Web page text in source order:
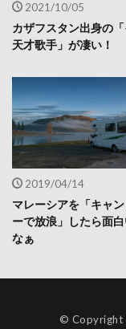
2021/10/05
カザフスタン出身の
天才歌手」が凄い！
2019/04/14
マレーシアを「キャ
ーで放浪」したら面白
なぁ
© Copyright